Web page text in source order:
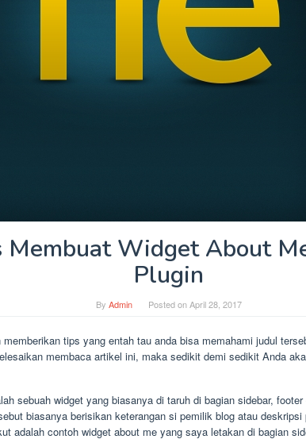
Membuat Widget About
Plugin
By Admin Posted onApril 28, 2017
tips yang entah tau anda bisa memahami judul
membaca artikel ini, maka sedikit demi sedikit Anda
sebuah widget yang biasanya di taruh di bagian sidebar,
biasanya berisikan keterangan si pemilik blog atau
adalah contoh widget about me yang saya letakan di bagian